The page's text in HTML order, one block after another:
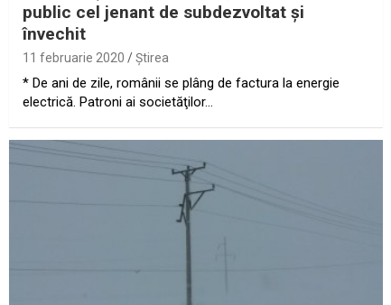
public cel jenant de subdezvoltat şi
învechit
11 februarie 2020 Ştirea
* De ani de zile, românii se plâng de factura la energie
electrică. Patroni ai societăţilor…